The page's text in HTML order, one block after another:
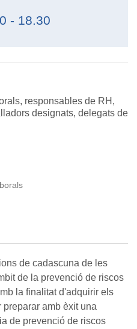
- 18.30
responsables de RH,
designats, delegats de
de cadascuna de les
de la prevenció de riscos
la finalitat d'adquirir els
amb èxit una
de prevenció de riscos